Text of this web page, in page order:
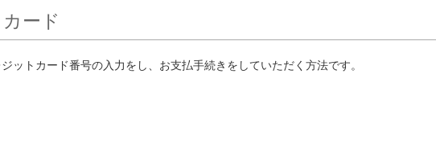
ード
ットカード番号の入力をし、お支払手続きをしていただく方法です。